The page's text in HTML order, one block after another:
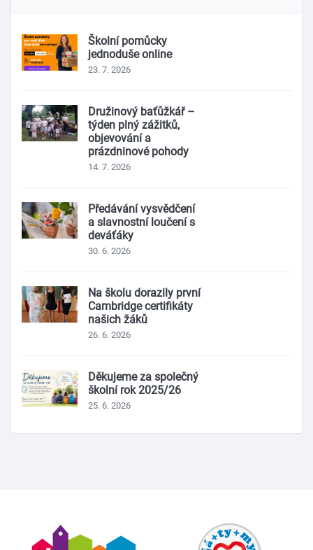
Školní pomůcky
jednoduše online
23. 7. 2026
Družinový baťůžkář –
týden plný zážitků,
objevování a
prázdninové pohody
14. 7. 2026
Předávání vysvědčení
a slavnostní loučení s
deváťáky
30. 6. 2026
Na školu dorazily první
Cambridge certifikáty
našich žáků
26. 6. 2026
Děkujeme za společný
školní rok 2025/26
25. 6. 2026